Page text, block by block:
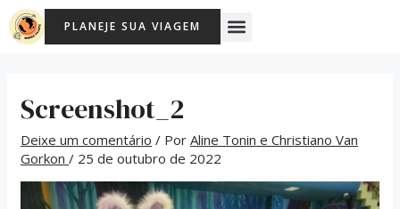
para
PLANEJE SUA VIAGEM Menu
Screenshot_2
Deixe um comentário / PorAline Tonin e Christiano Van
Gorkon/ 25 de outubro de 2022
Post
navigation